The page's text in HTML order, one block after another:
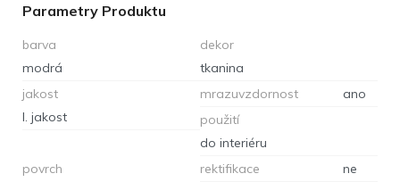
Parametry Produktu
barva
modrá
dekor
tkanina
jakost
I. jakost
mrazuvzdornost
ano
použití
do interiéru
povrch
rektifikace
ne